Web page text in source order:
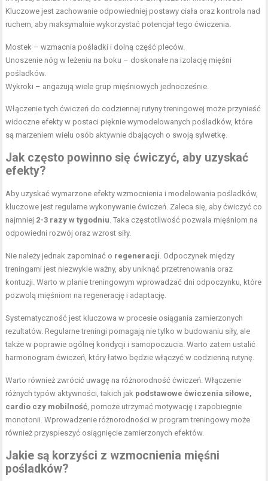
Kluczowe jest zachowanie odpowiedniej postawy ciała oraz kontrola nad
ruchem, aby maksymalnie wykorzystać potencjał tego ćwiczenia.
Mostek – wzmacnia pośladki i dolną część pleców.
Unoszenie nóg w leżeniu na boku – doskonałe na izolację mięśni
pośladków.
Wykroki – angażują wiele grup mięśniowych jednocześnie.
Włączenie tych ćwiczeń do codziennej rutyny treningowej może przynieść
widoczne efekty w postaci pięknie wymodelowanych pośladków, które
są marzeniem wielu osób aktywnie dbających o swoją sylwetkę.
Jak często powinno się ćwiczyć, aby uzyskać
efekty?
Aby uzyskać wymarzone efekty wzmocnienia i modelowania pośladków,
kluczowe jest regularne wykonywanie ćwiczeń. Zaleca się, aby ćwiczyć co
najmniej 2-3 razy w tygodniu. Taka częstotliwość pozwala mięśniom na
odpowiedni rozwój oraz wzrost siły.
Nie należy jednak zapominać o regeneracji. Odpoczynek między
treningami jest niezwykle ważny, aby uniknąć przetrenowania oraz
kontuzji. Warto w planie treningowym wprowadzać dni odpoczynku, które
pozwolą mięśniom na regenerację i adaptację.
Systematyczność jest kluczowa w procesie osiągania zamierzonych
rezultatów. Regularne treningi pomagają nie tylko w budowaniu siły, ale
także w poprawie ogólnej kondycji i samopoczucia. Warto zatem ustalić
harmonogram ćwiczeń, który łatwo będzie włączyć w codzienną rutynę.
Warto również zwrócić uwagę na różnorodność ćwiczeń. Włączenie
różnych typów aktywności, takich jak podstawowe ćwiczenia siłowe,
cardio czy mobilność, pomoże utrzymać motywację i zapobiegnie
monotonii. Wprowadzenie różnorodności w program treningowy może
również przyspieszyć osiągnięcie zamierzonych efektów.
Jakie są korzyści z wzmocnienia mięśni
pośladków?